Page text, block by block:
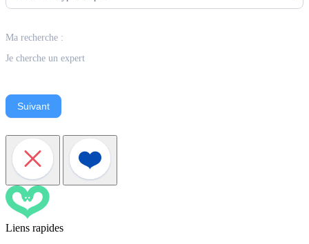
Ma recherche :
Je cherche un expert
Suivant
Liens rapides